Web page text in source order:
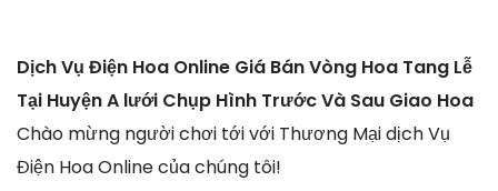
Dịch Vụ Điện Hoa Online Giá Bán Vòng Hoa Tang Lễ
Tại Huyện A lưới Chụp Hình Trước Và Sau Giao Hoa
Chào mừng người chơi tới với Thương Mại dịch Vụ
Điện Hoa Online của chúng tôi!